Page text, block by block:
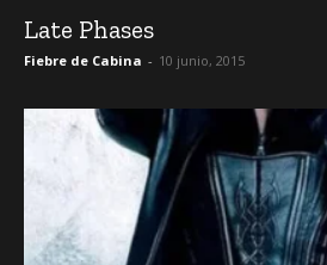
Late Phases
Fiebre de Cabina - 10 junio, 2015